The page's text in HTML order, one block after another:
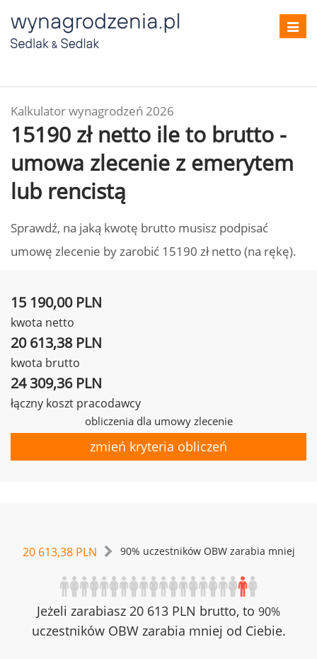
Kalkulator wynagrodzeń 2026
15190 zł netto ile to brutto -
umowa zlecenie z emerytem
lub rencistą
Sprawdź, na jaką kwotę brutto musisz podpisać
umowę zlecenie by zarobić 15190 zł netto (na rękę).
15 190,00 PLN
kwota netto
20 613,38 PLN
kwota brutto
24 309,36 PLN
łączny koszt pracodawcy
obliczenia dla umowy zlecenie
zmień kryteria obliczeń
20 613,38 PLN 90% uczestników OBW zarabia mniej
Jeżeli zarabiasz 20 613 PLN brutto, to 90%
uczestników OBW zarabia mniej od Ciebie.